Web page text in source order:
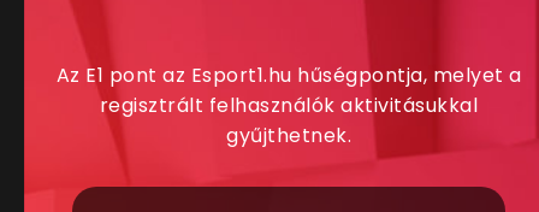
Az E1 pont az Esport1.hu hűségpontja, melyet a
regisztrált felhasználók aktivitásukkal
gyűjthetnek.